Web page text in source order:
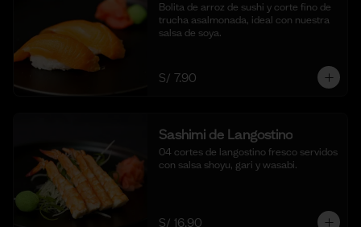
Bolita de arroz de sushi y corte fino de
trucha asalmonada, ideal con nuestra
salsa de soya.
S/ 7.90
Sashimi de Langostino
04 cortes de langostino fresco servidos
con salsa shoyu, gari y wasabi.
S/ 16.90